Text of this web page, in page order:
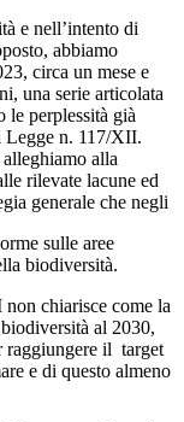
e nell’intento di
abbiamo
circa un mese e
, una serie articolata
le perplessità già
Legge n. 117/XII.
alla
rilevate lacune ed
generale che negli
sulle aree
biodiversità.
chiarisce come la
al 2030,
raggiungere il target
e di questo almeno